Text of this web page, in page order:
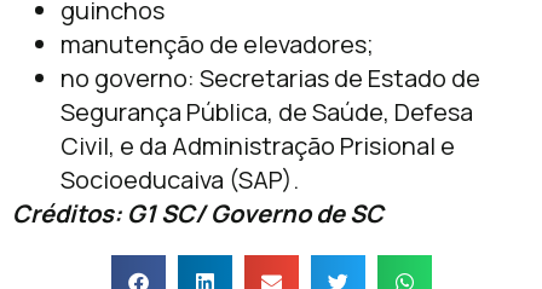
guinchos
manutenção de elevadores;
no governo: Secretarias de Estado de
Segurança Pública, de Saúde, Defesa
Civil, e da Administração Prisional e
Socioeducaiva (SAP).
Créditos: G1 SC/ Governo de SC